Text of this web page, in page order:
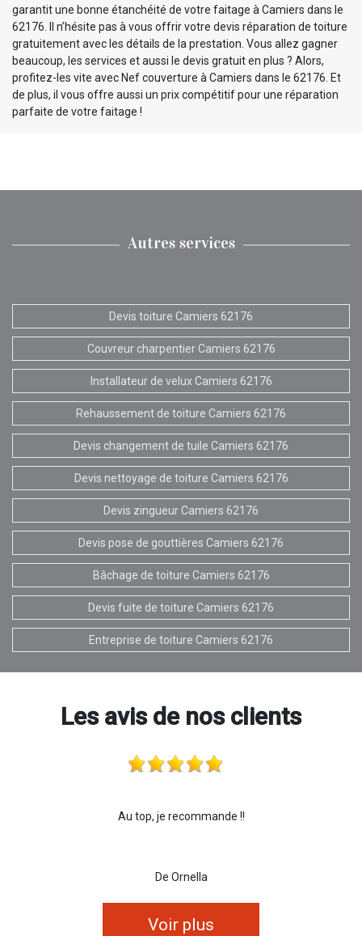
garantit une bonne étanchéité de votre faitage à Camiers dans le
62176. Il n’hésite pas à vous offrir votre devis réparation de toiture
gratuitement avec les détails de la prestation. Vous allez gagner
beaucoup, les services et aussi le devis gratuit en plus ? Alors,
profitez-les vite avec Nef couverture à Camiers dans le 62176. Et
de plus, il vous offre aussi un prix compétitif pour une réparation
parfaite de votre faitage !
Autres services
Devis toiture Camiers 62176
Couvreur charpentier Camiers 62176
Installateur de velux Camiers 62176
Rehaussement de toiture Camiers 62176
Devis changement de tuile Camiers 62176
Devis nettoyage de toiture Camiers 62176
Devis zingueur Camiers 62176
Devis pose de gouttières Camiers 62176
Bâchage de toiture Camiers 62176
Devis fuite de toiture Camiers 62176
Entreprise de toiture Camiers 62176
Les avis de nos clients
Au top, je recommande !!
De Ornella
Voir plus